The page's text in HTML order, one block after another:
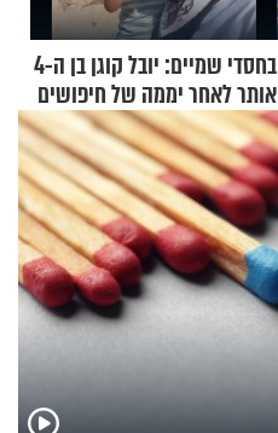
בחסדי שמיים: יובל קוגן בן ה-4
אותר לאחר יממה של חיפושים